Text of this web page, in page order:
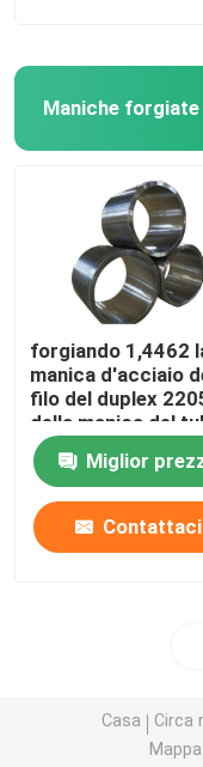
Maniche forgiate
forgiando 1,4462
manica d'acciaio
filo del duplex
della manica del
d'acciaio ued in
attrezzatura del
macchinario
Miglior
Contattaci
Casa Circa